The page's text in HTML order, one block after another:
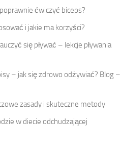
ćwiczyć biceps?
i jakie ma korzyści?
się pływać – lekcje pływania
– jak się zdrowo odżywiać? Blog –
zasady i skuteczne metody
w diecie odchudzającej